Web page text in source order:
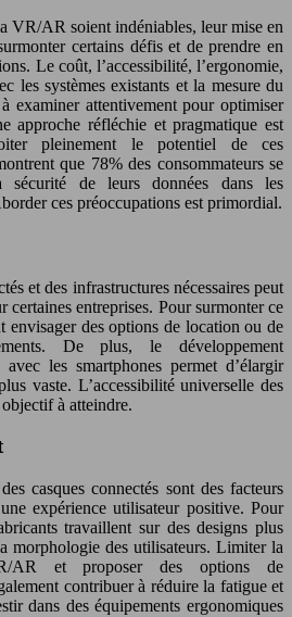
VR/AR soient indéniables, leur mise en
certains défis et de prendre en
Le coût, l’accessibilité, l’ergonomie,
les systèmes existants et la mesure du
examiner attentivement pour optimiser
approche réfléchie et pragmatique est
pleinement le potentiel de ces
que 78% des consommateurs se
sécurité de leurs données dans les
ces préoccupations est primordial.
et des infrastructures nécessaires peut
certaines entreprises. Pour surmonter ce
envisager des options de location ou de
De plus, le développement
avec les smartphones permet d’élargir
vaste. L’accessibilité universelle des
à atteindre.
casques connectés sont des facteurs
expérience utilisateur positive. Pour
travaillent sur des designs plus
morphologie des utilisateurs. Limiter la
AR et proposer des options de
contribuer à réduire la fatigue et
dans des équipements ergonomiques